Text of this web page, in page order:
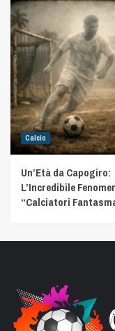
Calcio
Un’Età da Capogiro:
L’Incredibile
“Calciatori